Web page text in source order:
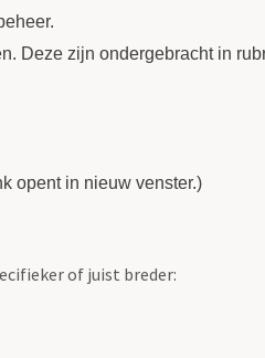
Deze zijn ondergebracht in
opent in nieuw venster.)
of juist breder: